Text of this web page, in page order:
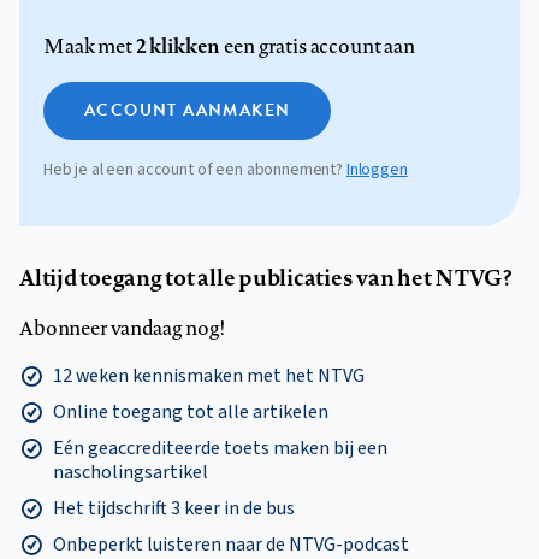
Maak met2 klikkeneen gratis account aan
ACCOUNT AANMAKEN
Heb je al een account of een abonnement? Inloggen
Altijd toegang tot alle publicaties van het NTVG?
Abonneer vandaag nog!
12 weken kennismaken met het NTVG
Online toegang tot alle artikelen
Eén geaccrediteerde toets maken bij een
nascholingsartikel
Het tijdschrift 3 keer in de bus
Onbeperkt luisteren naar de NTVG-podcast